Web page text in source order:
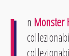
n Monster